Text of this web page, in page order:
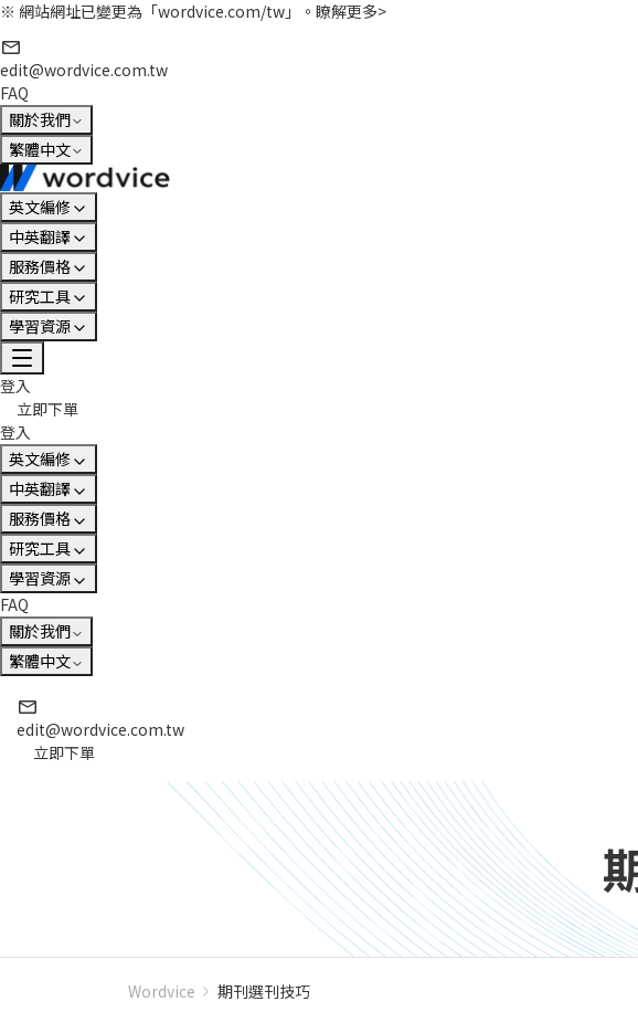
※ 網站網址已變更為「wordvice.com/tw」。 瞭解更多>
edit@wordvice.com.tw
FAQ
關於我們
繁體中文
英文編修
中英翻譯
服務價格
研究工具
學習資源
登入
立即下單
登入
英文編修
中英翻譯
服務價格
研究工具
學習資源
FAQ
關於我們
繁體中文
edit@wordvice.com.tw
立即下單
Wordvice 期刊選刊技巧